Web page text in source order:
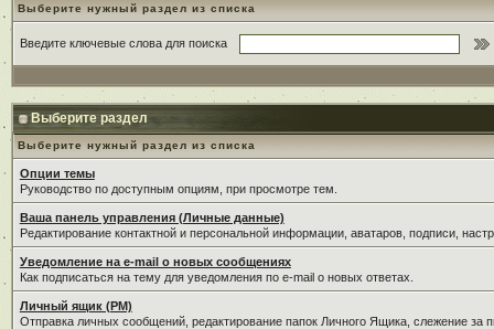
Выберите нужный раздел из списка
Введите ключевые слова для поиска
Выберите раздел
Выберите нужный раздел из списка
Опции темы
Руководство по доступным опциям, при просмотре тем.
Ваша панель управления (Личные данные)
Редактирование контактной и персональной информации, аватаров, подписи,
Уведомление на e-mail о новых сообщениях
Как подписаться на тему для уведомления по e-mail о новых ответах.
Личный ящик (PM)
Отправка личных сообщений, редактирование папок Личного Ящика, слежение